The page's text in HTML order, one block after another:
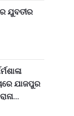
ଯୁବତୀର
ଯାଜପୁର